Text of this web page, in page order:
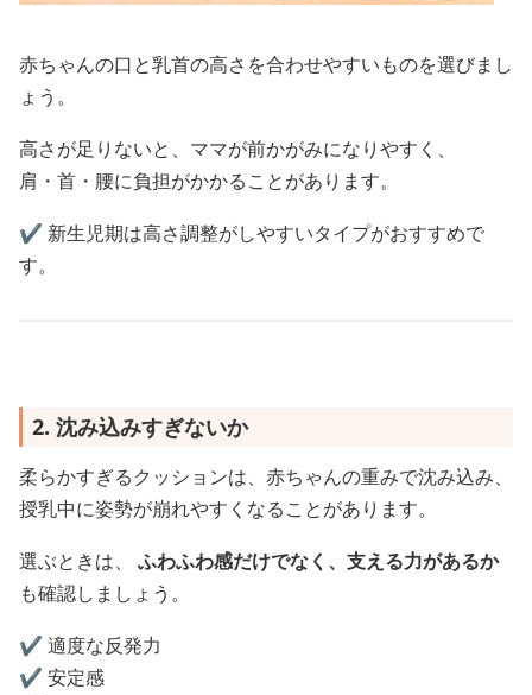
赤ちゃんの口と乳首の高さを合わせやすいものを選びまし
ょう。
高さが足りないと、ママが前かがみになりやすく、
肩・首・腰に負担がかかることがあります。
✔️ 新生児期は高さ調整がしやすいタイプがおすすめで
す。
2. 沈み込みすぎないか
柔らかすぎるクッションは、赤ちゃんの重みで沈み込み、
授乳中に姿勢が崩れやすくなることがあります。
選ぶときは、 ふわふわ感だけでなく、支える力があるか
も確認しましょう。
✔️ 適度な反発力
✔️ 安定感